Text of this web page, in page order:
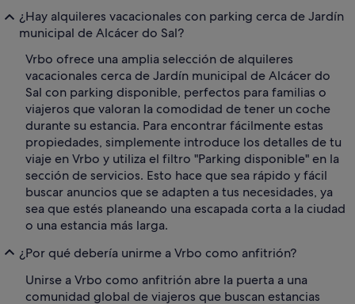
¿Hay alquileres vacacionales con parking cerca de Jardín
municipal de Alcácer do Sal?
Vrbo ofrece una amplia selección de alquileres
vacacionales cerca de Jardín municipal de Alcácer do
Sal con parking disponible, perfectos para familias o
viajeros que valoran la comodidad de tener un coche
durante su estancia. Para encontrar fácilmente estas
propiedades, simplemente introduce los detalles de tu
viaje en Vrbo y utiliza el filtro "Parking disponible" en la
sección de servicios. Esto hace que sea rápido y fácil
buscar anuncios que se adapten a tus necesidades, ya
sea que estés planeando una escapada corta a la ciudad
o una estancia más larga.
¿Por qué debería unirme a Vrbo como anfitrión?
Unirse a Vrbo como anfitrión abre la puerta a una
comunidad global de viajeros que buscan estancias